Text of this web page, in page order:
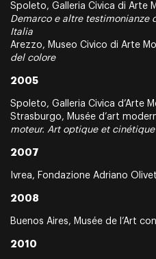
Spoleto, Galleria Civica di Arte
Demarco e altre testimonianze
Italia
Arezzo, Museo Civico di Arte
del colore
2005
Spoleto, Galleria Civica d’Arte
Strasburgo, Musée d’art
moteur. Art optique et cinétique
2007
Ivrea, Fondazione Adriano
2008
Buenos Aires, Musée de l’Art
2010